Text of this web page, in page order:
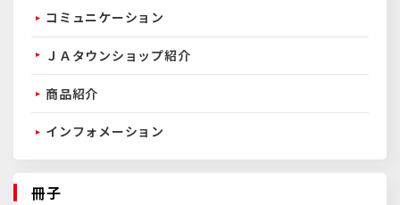
コミュニケーション
ＪＡタウンショップ紹介
商品紹介
インフォメーション
冊子